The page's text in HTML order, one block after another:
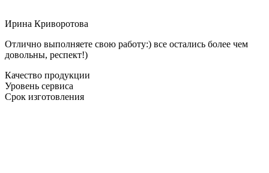
Ирина Криворотова
Отлично выполняете свою работу:) все остались более чем
довольны, респект!)
Качество продукции
Уровень сервиса
Срок изготовления